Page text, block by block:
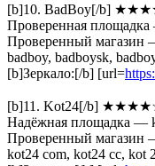
[b]10. BadBoy[/b]
Проверенная площадка
Проверенный магазин
badboy, badboysk,
[b]Зеркало:[/b] [url=
[b]11. Kot24[/b]
Надёжная площадка —
Проверенный магазин
kot24 com, kot24 cc, kot